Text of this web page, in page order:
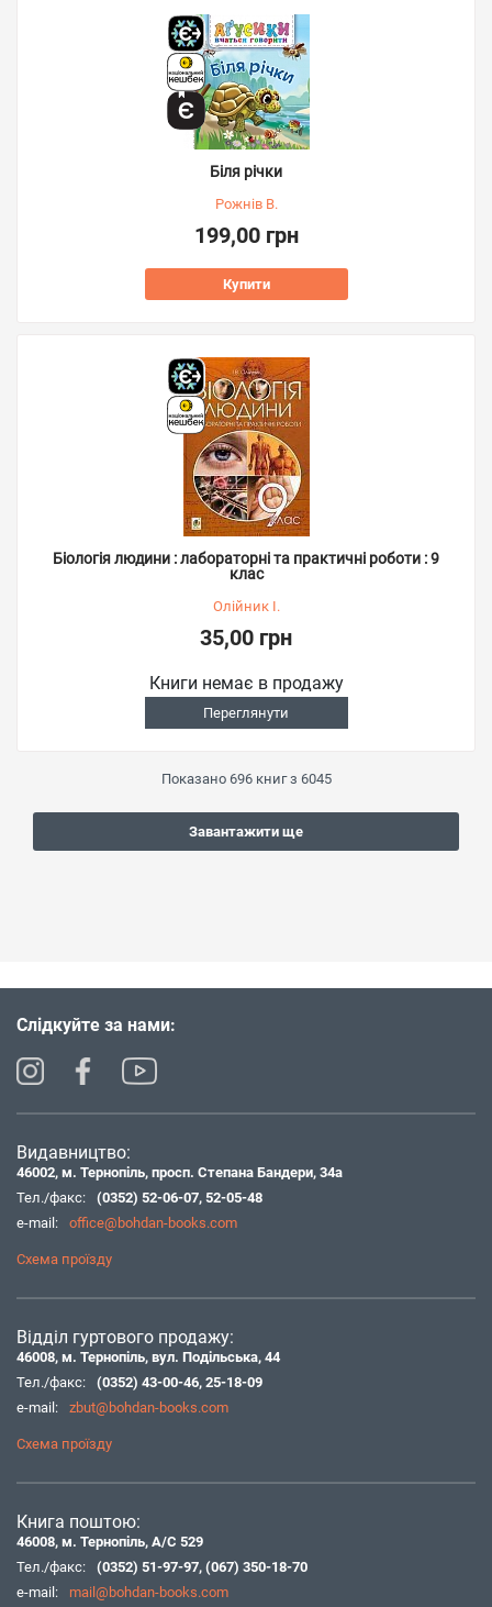
Біля річки
Рожнів В.
199,00 грн
Купити
Біологія людини : лабораторні та практичні роботи : 9
клас
Олійник І.
35,00 грн
Книги немає в продажу
Переглянути
Показано 696книг з 6045
Завантажити ще
Слідкуйте за нами:
Видавництво:
46002, м. Тернопіль, просп. Степана Бандери, 34а
Тел./факс:
(0352) 52-06-07, 52-05-48
e-mail:
office@bohdan-books.com
Схема проїзду
Відділ гуртового продажу:
46008, м. Тернопіль, вул. Подільська, 44
Тел./факс:
(0352) 43-00-46, 25-18-09
e-mail:
zbut@bohdan-books.com
Схема проїзду
Книга поштою:
46008, м. Тернопіль, А/С 529
Тел./факс:
(0352) 51-97-97, (067) 350-18-70
e-mail:
mail@bohdan-books.com